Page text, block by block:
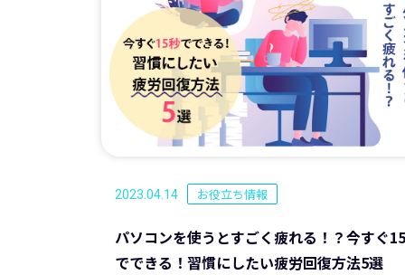
2023.04.14 お役立ち情報
パソコンを使うとすごく疲れる！？今すぐ
でできる！習慣にしたい疲労回復方法5選